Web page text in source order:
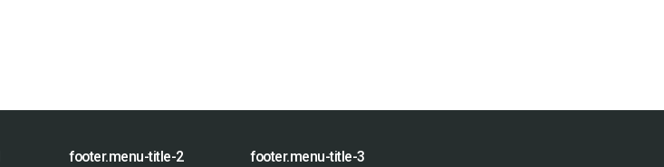
footer.menu-title-2 footer.menu-title-3